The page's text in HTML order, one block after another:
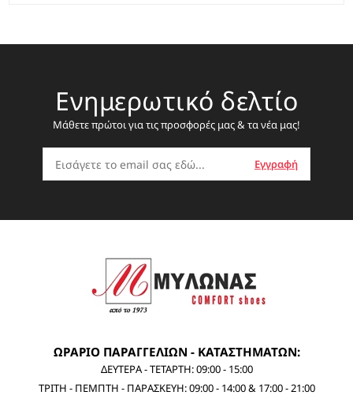
Ενημερωτικό δελτίο
Μάθετε πρώτοι για τις προσφορές μας & τα νέα μας!
ΩΡΑΡΙΟ ΠΑΡΑΓΓΕΛΙΩΝ - ΚΑΤΑΣΤΗΜΑΤΩΝ:
ΔΕΥΤΕΡΑ - ΤΕΤΑΡΤΗ: 09:00 - 15:00
ΤΡΙΤΗ - ΠΕΜΠΤΗ - ΠΑΡΑΣΚΕΥΗ: 09:00 - 14:00 & 17:00 - 21:00